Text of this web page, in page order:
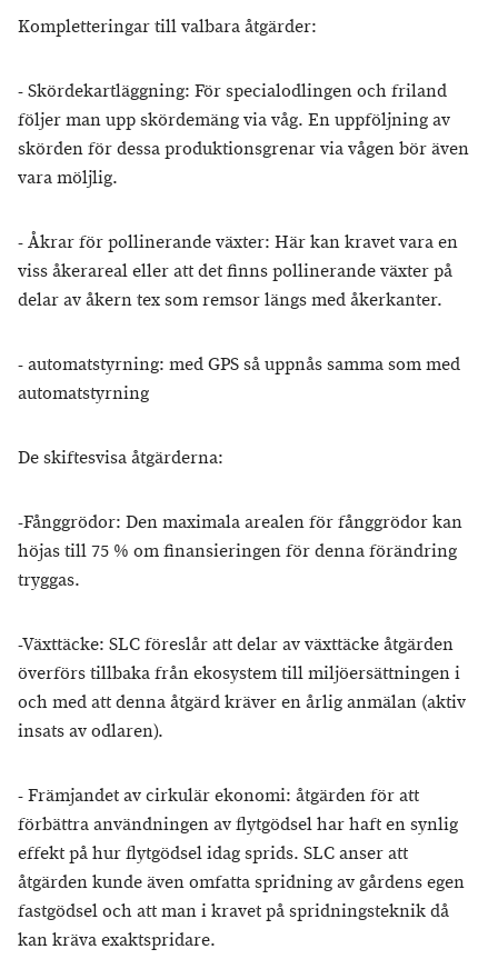
Kompletteringar till valbara åtgärder:
- Skördekartläggning: För specialodlingen och friland
följer man upp skördemäng via våg. En uppföljning av
skörden för dessa produktionsgrenar via vågen bör även
vara möljlig.
- Åkrar för pollinerande växter: Här kan kravet vara en
viss åkerareal eller att det finns pollinerande växter på
delar av åkern tex som remsor längs med åkerkanter.
- automatstyrning: med GPS så uppnås samma som med
automatstyrning
De skiftesvisa åtgärderna:
-Fånggrödor: Den maximala arealen för fånggrödor kan
höjas till 75 % om finansieringen för denna förändring
tryggas.
-Växttäcke: SLC föreslår att delar av växttäcke åtgärden
överförs tillbaka från ekosystem till miljöersättningen i
och med att denna åtgärd kräver en årlig anmälan (aktiv
insats av odlaren).
- Främjandet av cirkulär ekonomi: åtgärden för att
förbättra användningen av flytgödsel har haft en synlig
effekt på hur flytgödsel idag sprids. SLC anser att
åtgärden kunde även omfatta spridning av gårdens egen
fastgödsel och att man i kravet på spridningsteknik då
kan kräva exaktspridare.